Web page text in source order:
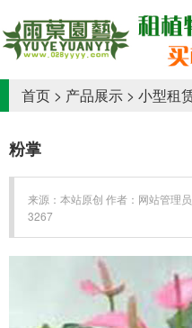
首页 > 产品展示 > 小型租
粉掌
来源：本站原创 作者：网站管理
3267